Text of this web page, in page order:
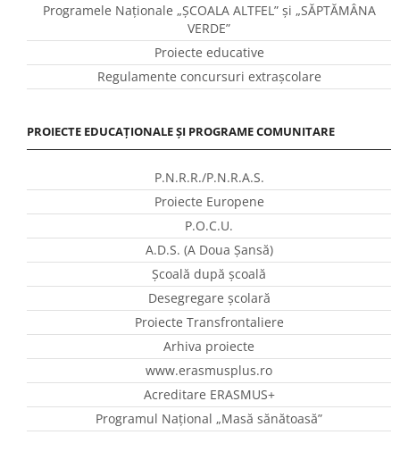
Programele Naţionale „ŞCOALA ALTFEL” și „SĂPTĂMÂNA
VERDE”
Proiecte educative
Regulamente concursuri extraşcolare
PROIECTE EDUCAȚIONALE ȘI PROGRAME COMUNITARE
P.N.R.R./P.N.R.A.S.
Proiecte Europene
P.O.C.U.
A.D.S. (A Doua Șansă)
Școală după școală
Desegregare școlară
Proiecte Transfrontaliere
Arhiva proiecte
www.erasmusplus.ro
Acreditare ERASMUS+
Programul Național „Masă sănătoasă”